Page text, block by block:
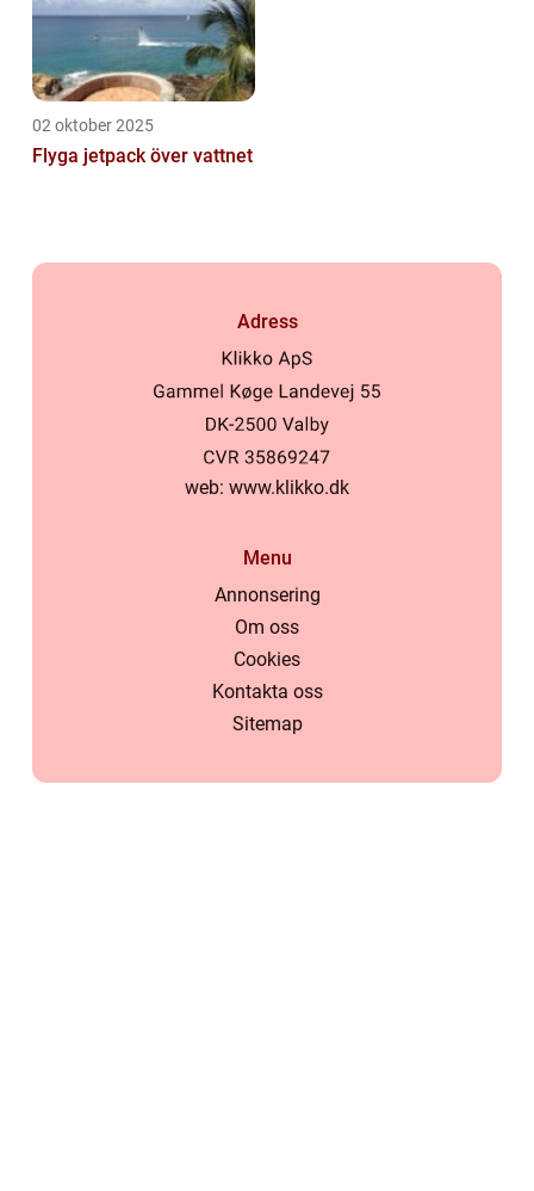
02 oktober 2025
Flyga jetpack över vattnet
Adress
web: www.klikko.dk
Menu
Annonsering
Om oss
Cookies
Kontakta oss
Sitemap